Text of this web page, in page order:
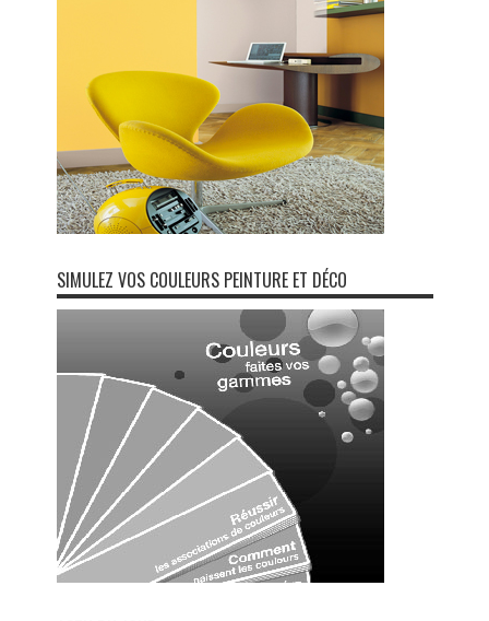
SIMULEZ VOS COULEURS PEINTURE ET DÉCO